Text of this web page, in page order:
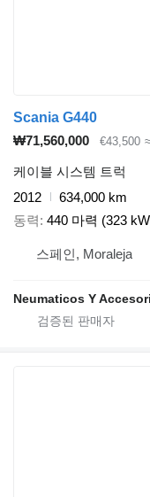
Scania G440
₩71,560,000
€43,500
케이블 시스템 트럭
2012
634,000 km
동력 440 마력 (323
스페인, Moraleja
Neumaticos Y